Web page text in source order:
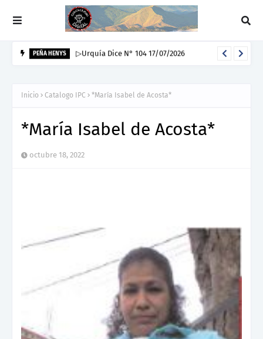
PEÑA HENYS ▷Urquía Dice N° 104 17/07/2026
Inicio Catalogo IPC *María Isabel de Acosta*
*María Isabel de Acosta*
octubre 18, 2022